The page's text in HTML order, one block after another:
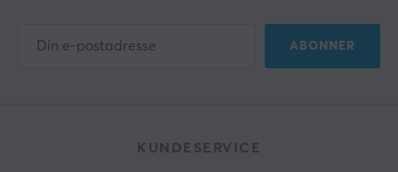
ABONNER
KUNDESERVICE